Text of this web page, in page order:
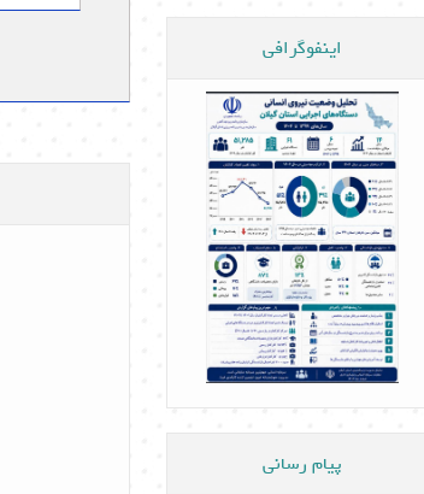
اینفوگرافی
پیام رسانی